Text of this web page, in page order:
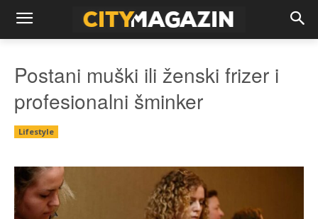
Postani muški ili ženski frizer i
profesionalni šminker
Lifestyle